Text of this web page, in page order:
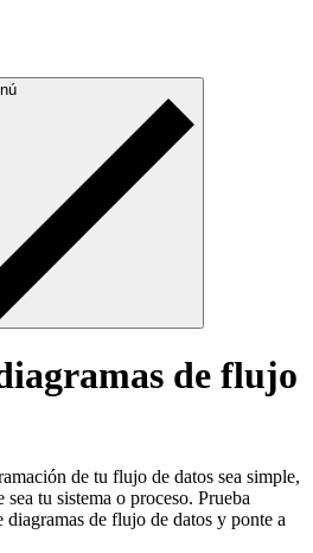
de flujo
de tu flujo de datos sea simple,
tu sistema o proceso. Prueba
de flujo de datos y ponte a